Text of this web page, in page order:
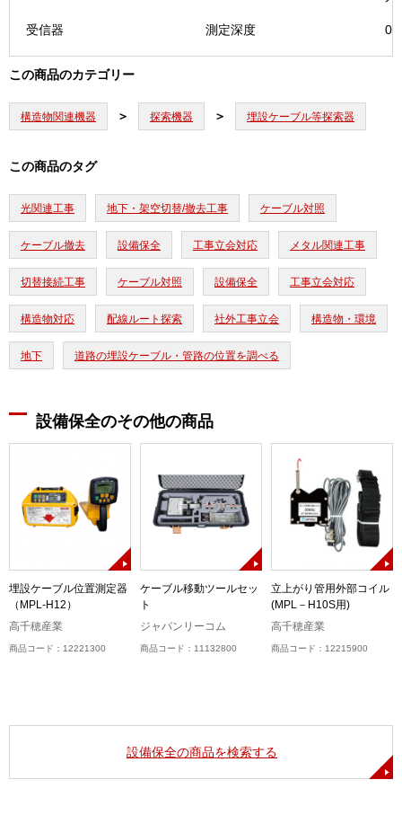
受信器 測定深度 0
この商品のカテゴリー
構造物関連機器 探索機器 埋設ケーブル等探索器
この商品のタグ
光関連工事 地下・架空切替/撤去工事 ケーブル対照
ケーブル撤去 設備保全 工事立会対応 メタル関連工事
切替接続工事 ケーブル対照 設備保全 工事立会対応
構造物対応 配線ルート探索 社外工事立会 構造物・環境
地下 道路の埋設ケーブル・管路の位置を調べる
設備保全のその他の商品
埋設ケーブル位置測定器
（MPL-H12）
高千穂産業
商品コード：12221300
ケーブル移動ツールセッ
ト
ジャパンリーコム
商品コード：11132800
立上がり管用外部コイル
(MPL－H10S用)
高千穂産業
商品コード：12215900
設備保全の商品を検索する